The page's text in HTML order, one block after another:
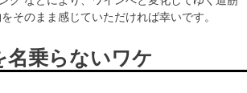
そのまま感じていただければ幸いです。
乗らないワケ